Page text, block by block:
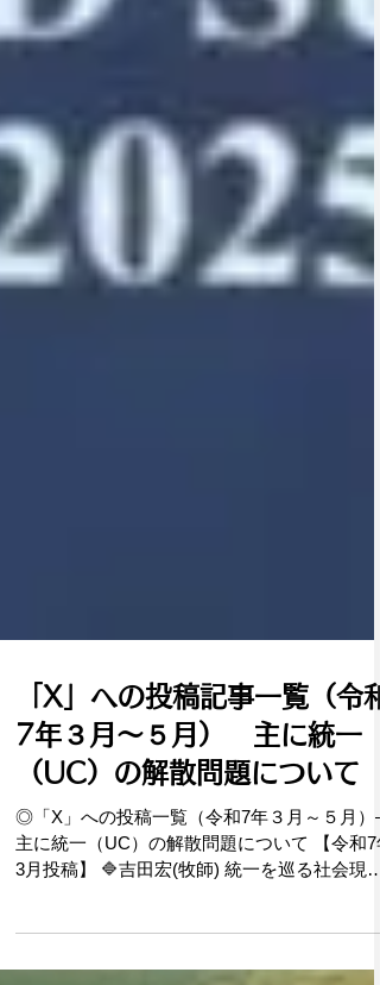
「X」への投稿記事一覧（令和
7年３月～５月） 主に統一
（UC）の解散問題について
◎「X」への投稿一覧（令和7年３月～５月）
主に統一（UC）の解散問題について 【令和7年
は、結局有神論と無神論の葛藤ではないか。キ